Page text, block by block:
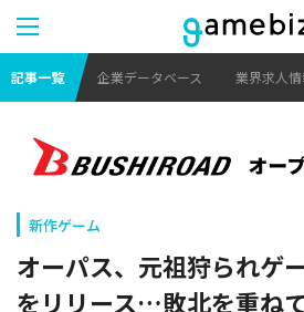
記事一覧 企業データベース 業界求人
新作ゲーム
オーパス、元祖狩られゲ
をリリース…敗北を重ね